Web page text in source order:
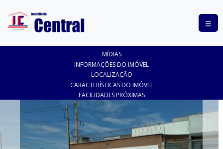
COMPRAR
LANÇAMENTOS
ANUNCIE
SEU
IMÓVEL
MÍDIAS
INFORMAÇÕES DO IMÓVEL
LOCALIZAÇÃO
CARACTERÍSTICAS DO IMÓVEL
FACILIDADES PRÓXIMAS